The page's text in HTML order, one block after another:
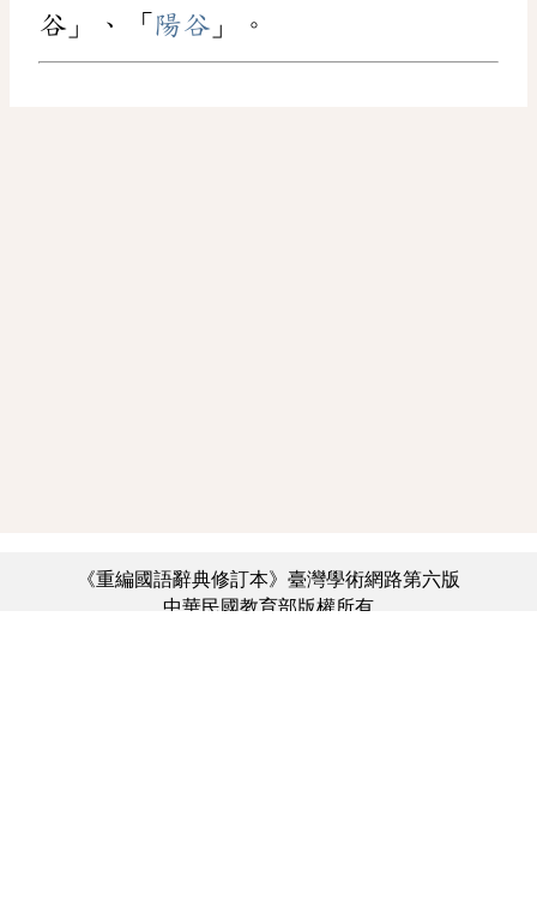
谷」、「 陽谷 」。
《重編國語辭典修訂本》臺灣學術網路第六版
中華民國教育部版權所有